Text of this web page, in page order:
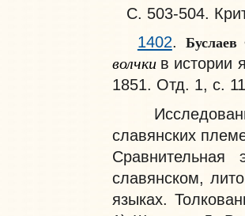
С. 503-504.
1402.
волчки в истории
1851. Отд. 1, с.
славянских
славянском,
языках.